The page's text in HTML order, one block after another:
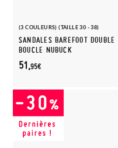
(3 COULEURS) (TAILLE 30 - 38)
SANDALES BAREFOOT DOUBLE
BOUCLE NUBUCK
51,95€